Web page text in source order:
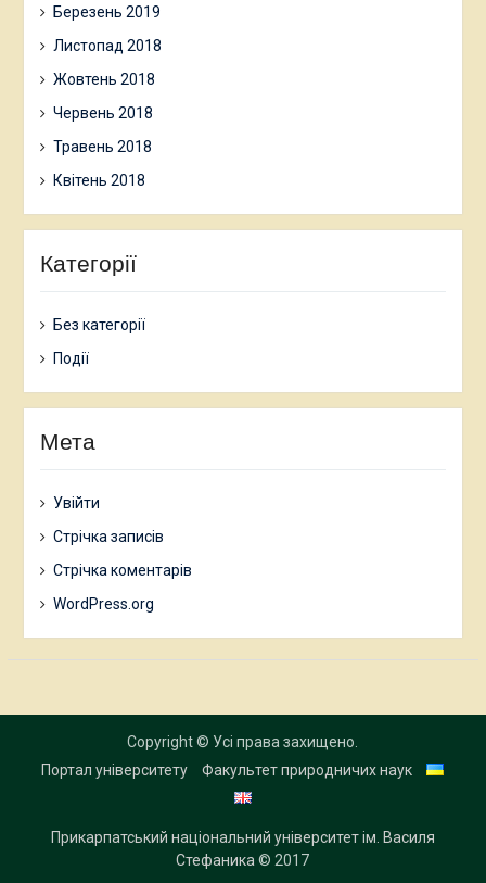
Березень 2019
Листопад 2018
Жовтень 2018
Червень 2018
Травень 2018
Квітень 2018
Категорії
Без категорії
Події
Мета
Увійти
Стрічка записів
Стрічка коментарів
WordPress.org
Copyright © Усі права захищено.
Портал університету
Факультет природничих наук
Прикарпатський національний університет ім. Василя
Стефаника © 2017